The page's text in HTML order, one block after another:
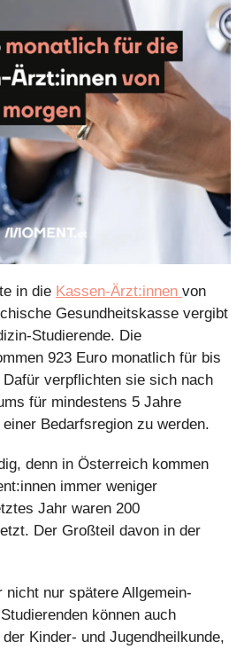
in die Kassen-Ärzt:innen von
Gesundheitskasse vergibt
Studierende. Die
923 Euro monatlich für bis
verpflichten sie sich nach
für mindestens 5 Jahre
Bedarfsregion zu werden.
denn in Österreich kommen
immer weniger
Jahr waren 200
Der Großteil davon in der
nicht nur spätere Allgemein-
können auch
Kinder- und Jugendheilkunde,